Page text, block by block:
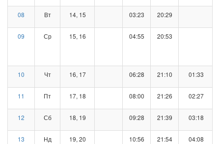
08 Вт 14, 15 03:23 20:29
09 Ср 15, 16 04:55 20:53
10 Чт 16, 17 06:28 21:10 01:33
11 Пт 17, 18 08:00 21:26 02:27
12 Сб 18, 19 09:28 21:39 03:18
13 Нд 19, 20 10:56 21:54 04:08